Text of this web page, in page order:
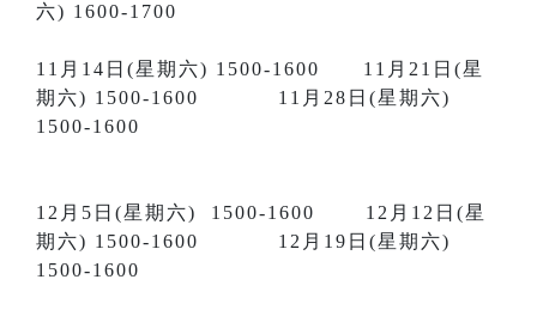
六) 1600-1700
11月14日(星期六) 1500-1600 11月21日(星
期六) 1500-1600 11月28日(星期六)
1500-1600
12月5日(星期六) 1500-1600 12月12日(星
期六) 1500-1600 12月19日(星期六)
1500-1600